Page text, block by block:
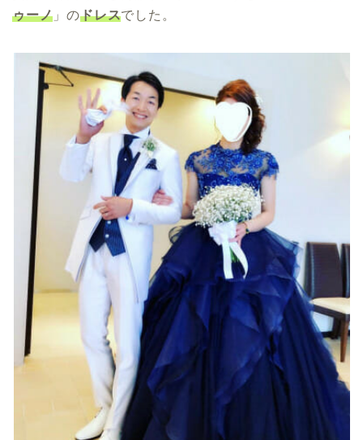
ゥーノ 」のドレスでした。